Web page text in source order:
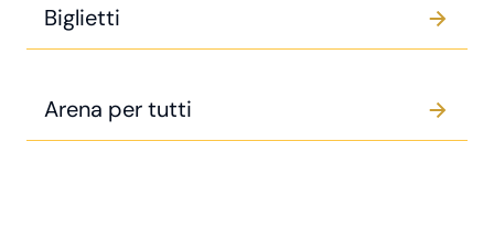
Biglietti
Arena per tutti